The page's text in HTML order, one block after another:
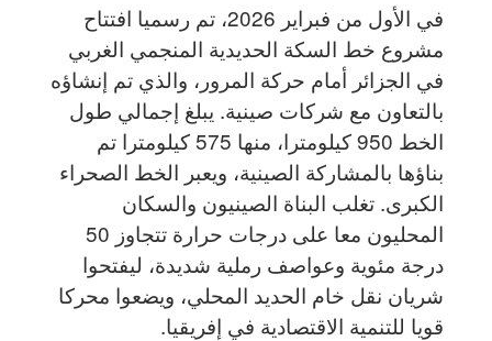
في الأول من فبراير 2026، تم رسميا افتتاح
مشروع خط السكة الحديدية المنجمي الغربي
في الجزائر أمام حركة المرور، والذي تم إنشاؤه
بالتعاون مع شركات صينية. يبلغ إجمالي طول
الخط 950 كيلومترا، منها 575 كيلومترا تم
بناؤها بالمشاركة الصينية، ويعبر الخط الصحراء
الكبرى. تغلب البناة الصينيون والسكان
المحليون معا على درجات حرارة تتجاوز 50
درجة مئوية وعواصف رملية شديدة، ليفتحوا
شريان نقل خام الحديد المحلي، ويضعوا محركا
قويا للتنمية الاقتصادية في إفريقيا.